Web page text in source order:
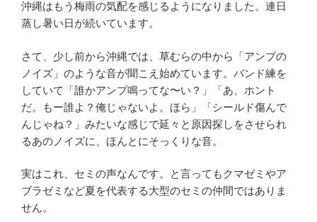
c
e
b
o
k
i
t
t
e
n
e
沖縄はもう梅雨の気配を感じるようになりました。連日
蒸し暑い日が続いています。
さて、少し前から沖縄では、草むらの中から「アンプの
ノイズ」のような音が聞こえ始めています。バンド練を
していて「誰かアンプ鳴ってな〜い？」「あ、ホント
だ。もー誰よ？俺じゃないよ。ほら」「シールド傷んで
んじゃね？」みたいな感じで延々と原因探しをさせられ
るあのノイズに、ほんとにそっくりな音。
実はこれ、セミの声なんです。と言ってもクマゼミやア
ブラゼミなど夏を代表する大型のセミの仲間ではありま
せん。